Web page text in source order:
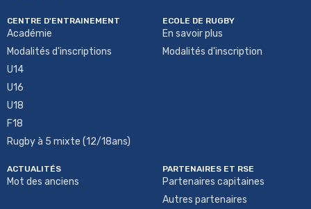
CENTRE D'ENTRAINEMENT
Académie
Modalités d'inscriptions
U14
U16
U18
F18
Rugby à 5 mixte (12/18ans)
ECOLE DE RUGBY
En savoir plus
Modalités d'inscription
ACTUALITÉS
Mot des anciens
PARTENAIRES ET RSE
Partenaires capitaines
Autres partenaires